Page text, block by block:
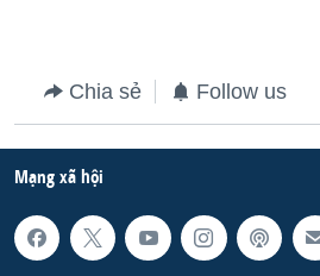
Chia sẻ Follow us
Mạng xã hội